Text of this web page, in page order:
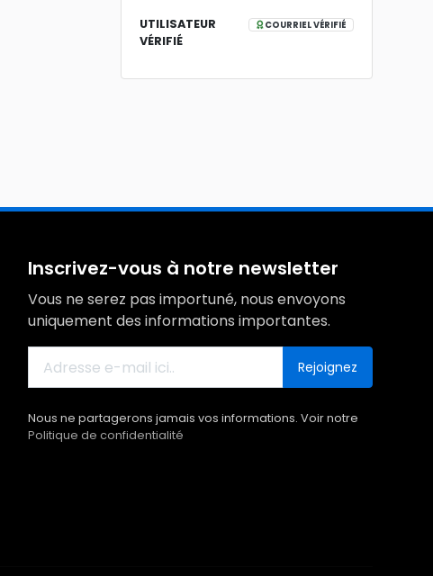
UTILISATEUR
VÉRIFIÉ
COURRIEL VÉRIFIÉ
Inscrivez-vous à notre newsletter
Vous ne serez pas importuné, nous envoyons
uniquement des informations importantes.
Rejoignez
Nous ne partagerons jamais vos informations. Voir notre
Politique de confidentialité